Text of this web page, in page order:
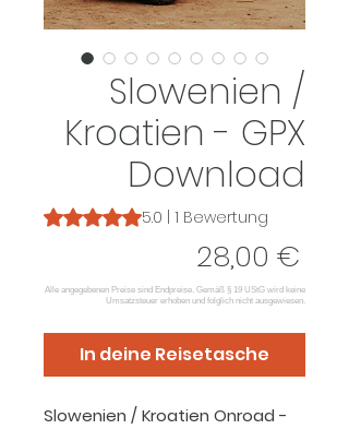
Slowenien /
Kroatien - GPX
Download
Das Rating beträgt 5.0 von fünf
5.0 | 1 Bewertung
28,00 €
In deine Reisetasche
Slowenien / Kroatien Onroad -